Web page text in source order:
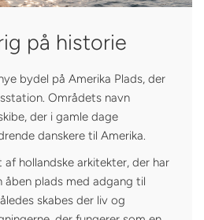
på historie
bydel på Amerika Plads, der
Områdets navn
der i gamle dage
danskere til Amerika.
hollandske arkitekter, der har
plads med adgang til
skabes der liv og